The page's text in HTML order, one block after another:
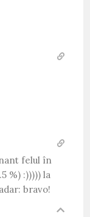
felul în
%) :))))) la
bravo!